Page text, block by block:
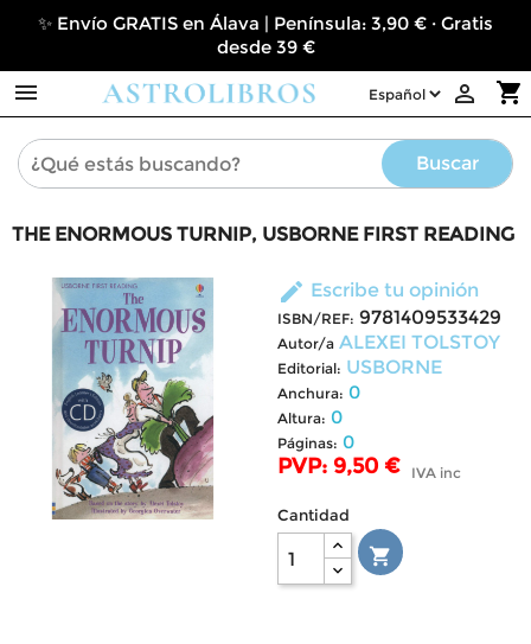
✨ Envío GRATIS en Álava | Península: 3,90 € · Gratis
desde 39 €
 shopping_cart

Buscar
THE ENORMOUS TURNIP, USBORNE FIRST READING
edit Escribe tu opinión
ISBN/REF: 9781409533429
Autor/a ALEXEI TOLSTOY
Editorial: USBORNE
Anchura: 0
Altura: 0
Páginas: 0
PVP: 9,50 € IVA inc
Cantidad
